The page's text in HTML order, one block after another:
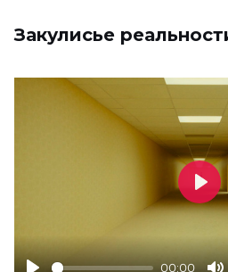
Закулисье
00:00